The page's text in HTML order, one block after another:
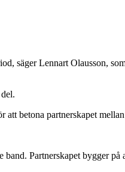
säger Lennart Olausson,
betona partnerskapet mellan
Partnerskapet bygger på